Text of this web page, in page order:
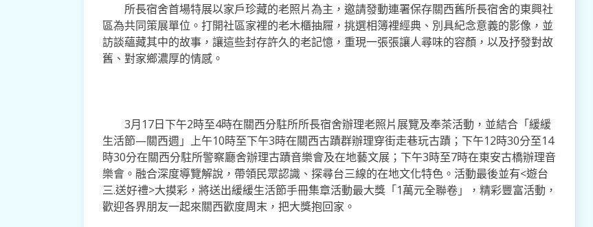
所長宿舍首場特展以家戶珍藏的老照片為主，邀請發動連署保存關西舊所長宿舍的東興社
區為共同策展單位。打開社區家裡的老木櫃抽屜，挑選相簿裡經典、別具紀念意義的影像，並
訪談蘊藏其中的故事，讓這些封存許久的老記憶，重現一張張讓人尋味的容顏，以及抒發對故
舊、對家鄉濃厚的情感。
3月17日下午2時至4時在關西分駐所所長宿舍辦理老照片展覽及奉茶活動，並結合「緩緩
生活節—關西週」上午10時至下午3時在關西古蹟群辦理穿街走巷玩古蹟；下午12時30分至14
時30分在關西分駐所警察廳舍辦理古蹟音樂會及在地藝文展；下午3時至7時在東安古橋辦理音
樂會。融合深度導覽解說，帶領民眾認識、探尋台三線的在地文化特色。活動最後並有<遊台
三.送好禮>大摸彩，將送出緩緩生活節手冊集章活動最大獎「1萬元全聯卷」，精彩豐富活動，
歡迎各界朋友一起來關西歡度周末，把大獎抱回家。